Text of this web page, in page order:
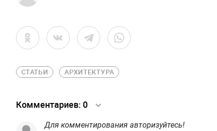
СТАТЬИ АРХИТЕКТУРА
Комментариев: 0
Для комментирования авторизуйтесь!